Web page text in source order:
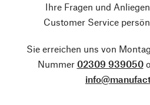
Ihre Fragen und
Customer Service
Sie erreichen uns von
Nummer 02309 939050